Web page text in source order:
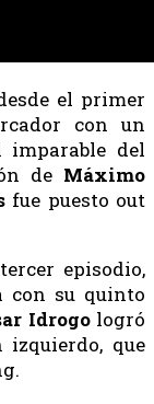
el primer
con un
imparable del
de Máximo
fue puesto out
episodio,
con su quinto
Idrogologró
que